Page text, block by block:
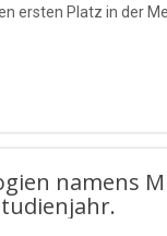
ersten Platz in der
namens